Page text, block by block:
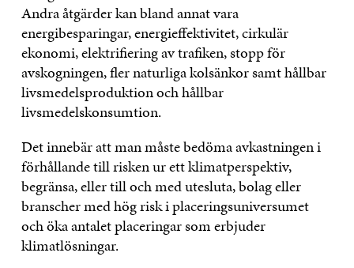
Andra åtgärder kan bland annat vara
energibesparingar, energieffektivitet, cirkulär
ekonomi, elektrifiering av trafiken, stopp för
avskogningen, fler naturliga kolsänkor samt hållbar
livsmedelsproduktion och hållbar
livsmedelskonsumtion.
Det innebär att man måste bedöma avkastningen i
förhållande till risken ur ett klimatperspektiv,
begränsa, eller till och med utesluta, bolag eller
branscher med hög risk i placeringsuniversumet
och öka antalet placeringar som erbjuder
klimatlösningar.